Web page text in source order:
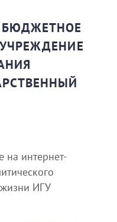
БЮДЖЕТНОЕ
на интернет-
ИГУ